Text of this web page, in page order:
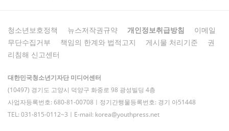
청소년보호정책 뉴스저작권규약 개인정보취급방침
이메일
무단수집거부
책임의 한계와 법적고지 게시물 처리기준
권
리침해 신고센터
대한민국청소년기자단 미디어센터
(10497) 경기도 고양시 덕양구 화중로 98 광성빌딩 4층
사업자등록번호: 680-81-00708ㅣ정기간행물등록번호: 경기 아51448
TEL: 031-815-0112~3ㅣE-mail: korea@youthpress.net